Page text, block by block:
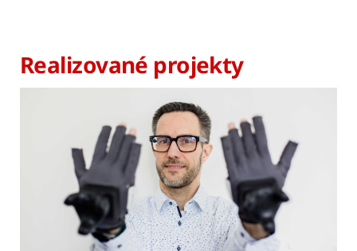
Realizované projekty